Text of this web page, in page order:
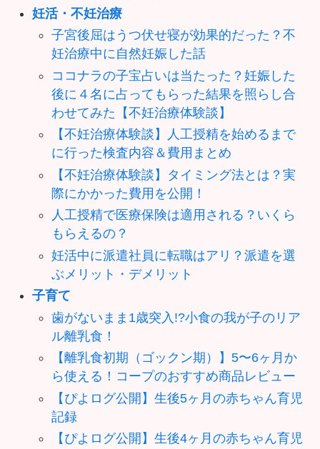
妊活・不妊治療
子宮後屈はうつ伏せ寝が効果的だった？不
妊治療中に自然妊娠した話
ココナラの子宝占いは当たった？妊娠した
後に４名に占ってもらった結果を照らし合
わせてみた【不妊治療体験談】
【不妊治療体験談】人工授精を始めるまで
に行った検査内容＆費用まとめ
【不妊治療体験談】タイミング法とは？実
際にかかった費用を公開！
人工授精で医療保険は適用される？いくら
もらえるの？
妊活中に派遣社員に転職はアリ？派遣を選
ぶメリット・デメリット
子育て
歯がないまま1歳突入!?小食の我が子のリア
ル離乳食！
【離乳食初期（ゴックン期）】5〜6ヶ月か
ら使える！コープのおすすめ商品レビュー
【ぴよログ公開】生後5ヶ月の赤ちゃん育児
記録
【ぴよログ公開】生後4ヶ月の赤ちゃん育児